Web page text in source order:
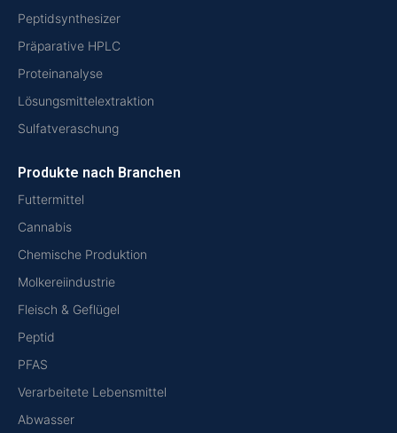
Peptidsynthesizer
Präparative HPLC
Proteinanalyse
Lösungsmittelextraktion
Sulfatveraschung
Produkte nach Branchen
Futtermittel
Cannabis
Chemische Produktion
Molkereiindustrie
Fleisch & Geflügel
Peptid
PFAS
Verarbeitete Lebensmittel
Abwasser